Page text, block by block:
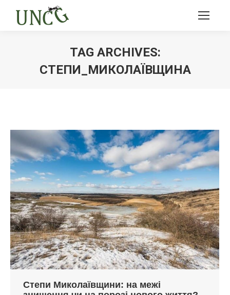
TAG ARCHIVES:
СТЕПИ_МИКОЛАЇВЩИНА
Степи Миколаївщини: на межі